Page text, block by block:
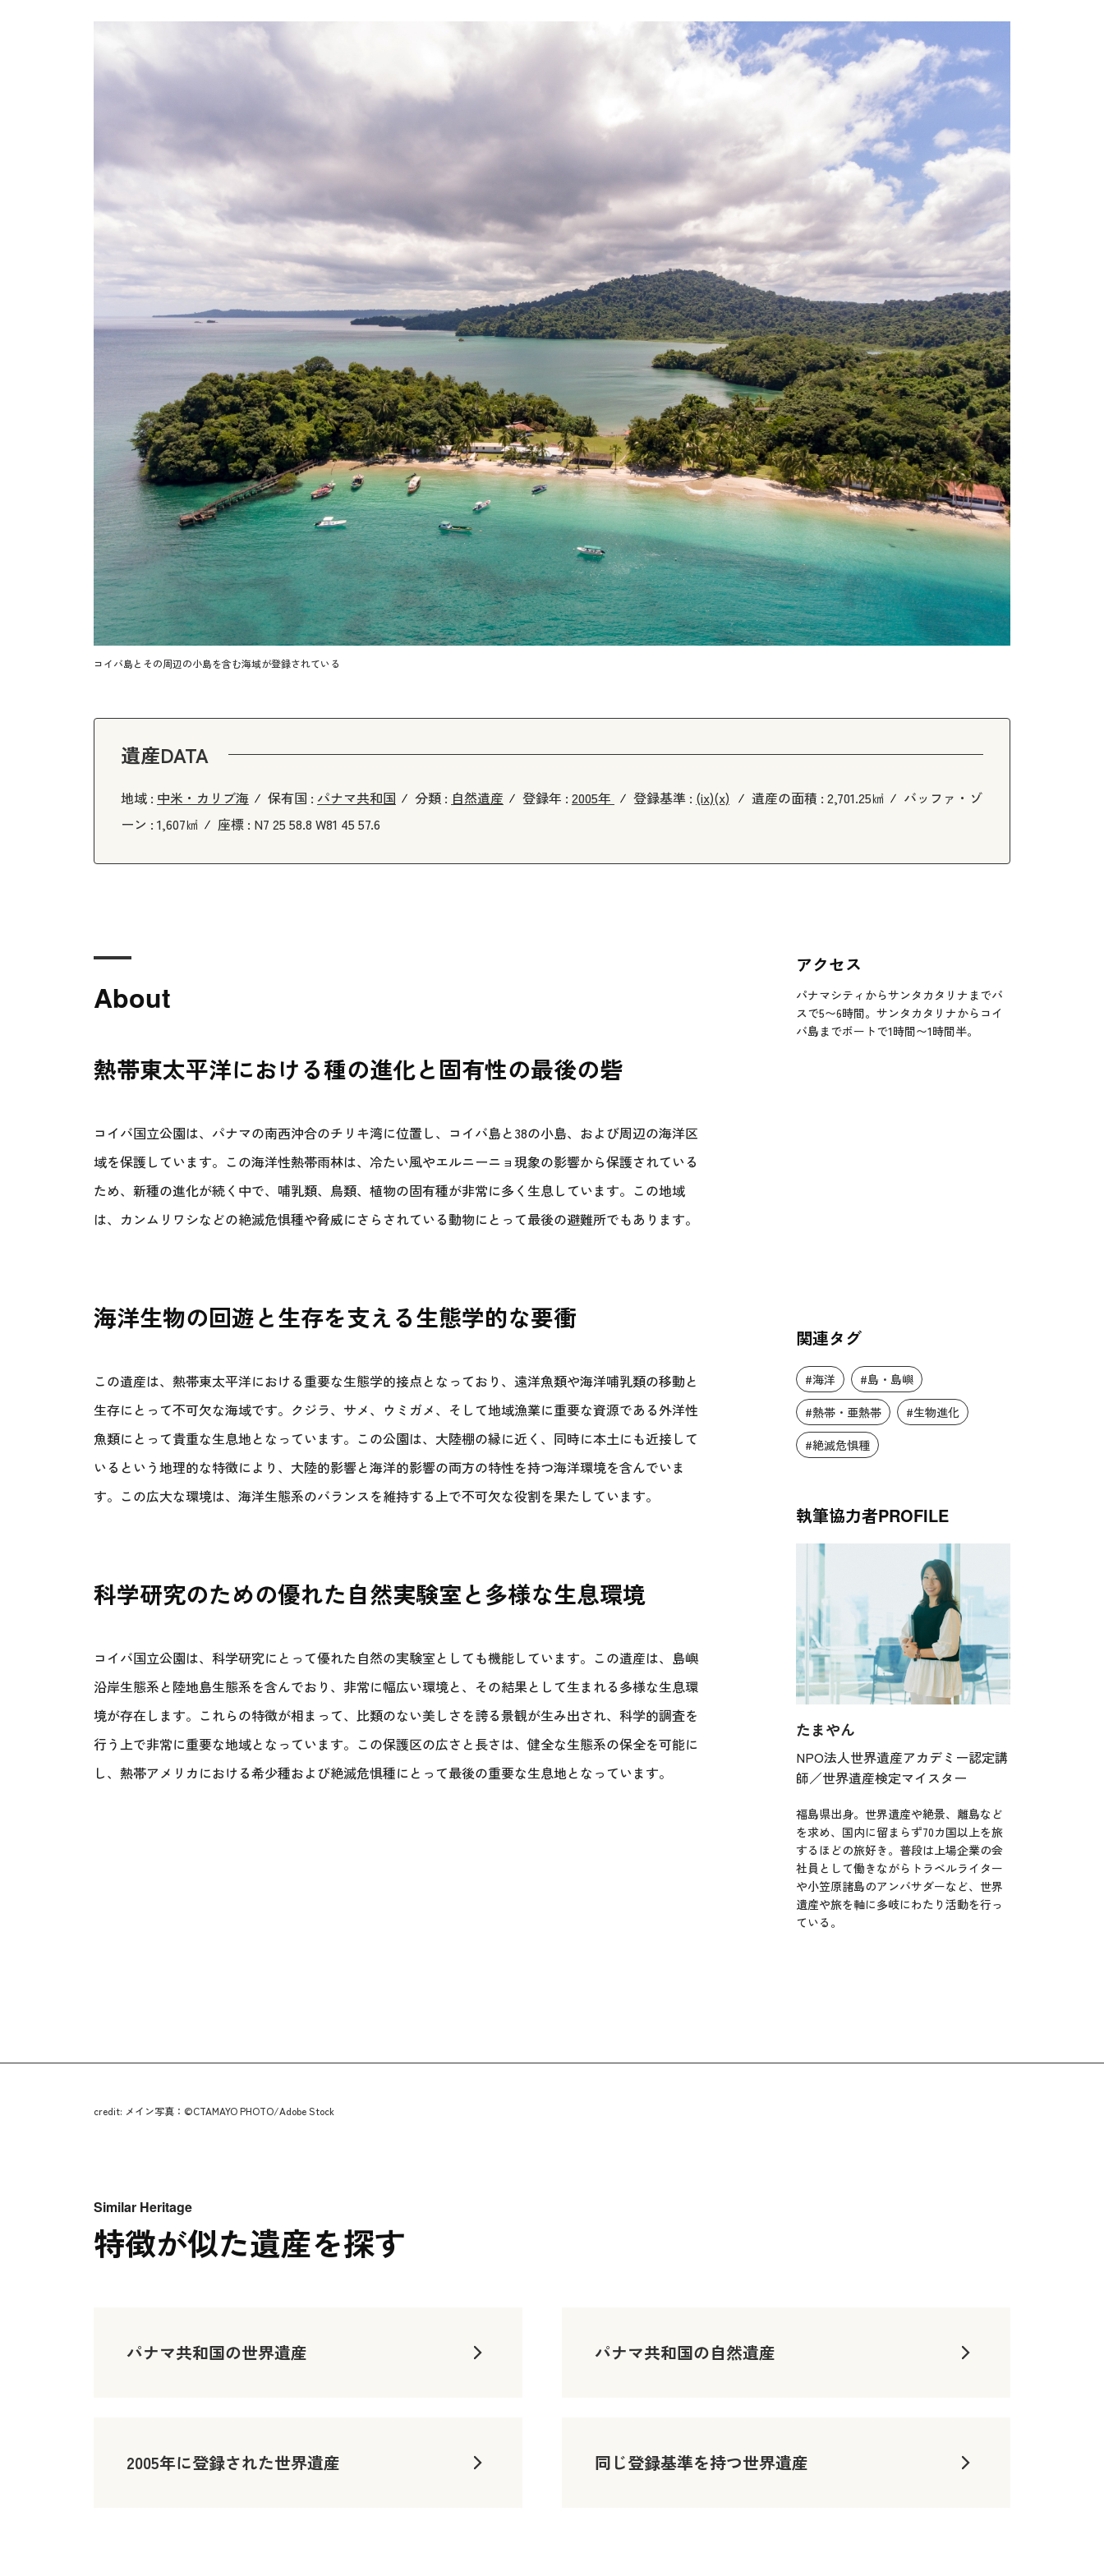
コイバ島とその周辺の小島を含む海域が登録されている
遺産DATA
地域 : 中米・カリブ海 保有国 : パナマ共和国 分類 : 自然遺産 登録年 : 2005年 登録基準 : (ix)(x) 遺産の面積 : 2,701.25㎢
バッファ・ゾ
ーン : 1,607㎢ 座標 : N7 25 58.8 W81 45 57.6
About
熱帯東太平洋における種の進化と固有性の最後の砦
コイバ国立公園は、パナマの南西沖合のチリキ湾に位置し、コイバ島と38の小島、および周辺の海洋区
域を保護しています。この海洋性熱帯雨林は、冷たい風やエルニーニョ現象の影響から保護されている
ため、新種の進化が続く中で、哺乳類、鳥類、植物の固有種が非常に多く生息しています。この地域
は、カンムリワシなどの絶滅危惧種や脅威にさらされている動物にとって最後の避難所でもあります。
海洋生物の回遊と生存を支える生態学的な要衝
この遺産は、熱帯東太平洋における重要な生態学的接点となっており、遠洋魚類や海洋哺乳類の移動と
生存にとって不可欠な海域です。クジラ、サメ、ウミガメ、そして地域漁業に重要な資源である外洋性
魚類にとって貴重な生息地となっています。この公園は、大陸棚の縁に近く、同時に本土にも近接して
いるという地理的な特徴により、大陸的影響と海洋的影響の両方の特性を持つ海洋環境を含んでいま
す。この広大な環境は、海洋生態系のバランスを維持する上で不可欠な役割を果たしています。
科学研究のための優れた自然実験室と多様な生息環境
コイバ国立公園は、科学研究にとって優れた自然の実験室としても機能しています。この遺産は、島嶼
沿岸生態系と陸地島生態系を含んでおり、非常に幅広い環境と、その結果として生まれる多様な生息環
境が存在します。これらの特徴が相まって、比類のない美しさを誇る景観が生み出され、科学的調査を
行う上で非常に重要な地域となっています。この保護区の広さと長さは、健全な生態系の保全を可能に
し、熱帯アメリカにおける希少種および絶滅危惧種にとって最後の重要な生息地となっています。
アクセス
パナマシティからサンタカタリナまでバ
スで5〜6時間。サンタカタリナからコイ
バ島までボートで1時間〜1時間半。
関連タグ
#海洋
#島・島嶼
#熱帯・亜熱帯
#生物進化
#絶滅危惧種
執筆協力者PROFILE
たまやん
NPO法人世界遺産アカデミー認定講
師／世界遺産検定マイスター
福島県出身。世界遺産や絶景、離島など
を求め、国内に留まらず70カ国以上を旅
するほどの旅好き。普段は上場企業の会
社員として働きながらトラベルライター
や小笠原諸島のアンバサダーなど、世界
遺産や旅を軸に多岐にわたり活動を行っ
ている。
credit: メイン写真：©CTAMAYO PHOTO/Adobe Stock
Similar Heritage
特徴が似た遺産を探す
パナマ共和国の世界遺産 パナマ共和国の自然遺産
2005年に登録された世界遺産 同じ登録基準を持つ世界遺産